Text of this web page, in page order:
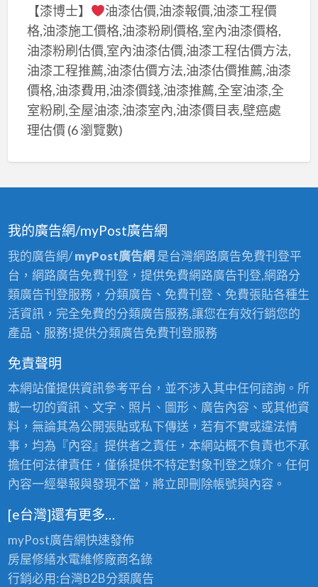
【漆博士】
油漆估價,油漆報價,油漆工程價
格,油漆施工價格,油漆粉刷價格,室內油漆價格,
油漆粉刷估價,室內油漆估價,油漆工程估價方法,
油漆工程推薦,油漆估價方法,油漆估價推薦,油漆
價格,油漆費用,油漆價錢,油漆推薦,全室油漆,全
室粉刷,全屋油漆,油漆室內,油漆價目表,壁癌處
理估價(6 瀏覽數)
我的廣告網/myPost廣告網
我的廣告網/myPost廣告網是台灣網路廣告免費刊登平
台，網路廣告免費刊登，提供免費網路廣告刊登,網路分
類廣告刊登服務，分類廣告、免費刊登、免費張貼各種生
活資訊，完全免費的分類廣告服務,讓您在有效行銷您的
產品、服務!提供分類廣告免費刊登服務
免責聲明
本網站僅提供資訊參考平台，並不涉入其中任何諮詢。所
載一切的資訊、文字、照片、圖形、廣告內容、或其他資
料，無論其為公開張貼或私下傳送，若有不實或違法情
事，均為『內容』提供者之責任，本網站概不負責也不承
擔任何法律責任，僅係提供不特定對象刊登之媒介。任何
內容一經舉報與發現不當，將立即刪除帳號與內容。
[e台灣]還有更多…
myPost廣告網快速發佈
房屋修繕水電維修廠商名錄
行銷必用:台灣B2B分類廣告